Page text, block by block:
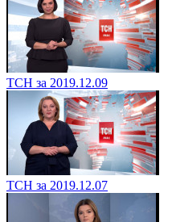
ТСН за 2019.12.09
ТСН за 2019.12.07